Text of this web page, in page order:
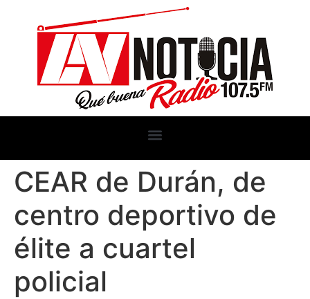
CEAR de Durán, de
centro deportivo de
élite a cuartel
policial